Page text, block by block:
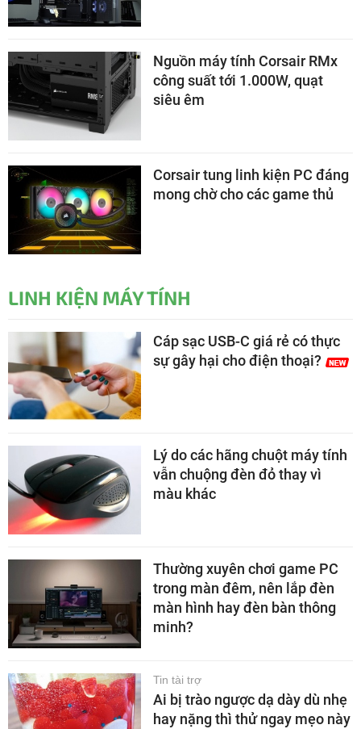
Nguồn máy tính Corsair RMx
công suất tới 1.000W, quạt
siêu êm
Corsair tung linh kiện PC đáng
mong chờ cho các game thủ
LINH KIỆN MÁY TÍNH
Cáp sạc USB-C giá rẻ có thực
sự gây hại cho điện thoại?
Lý do các hãng chuột máy tính
vẫn chuộng đèn đỏ thay vì
màu khác
Thường xuyên chơi game PC
trong màn đêm, nên lắp đèn
màn hình hay đèn bàn thông
minh?
Tin tài trợ
Ai bị trào ngược dạ dày dù nhẹ
hay nặng thì thử ngay mẹo này